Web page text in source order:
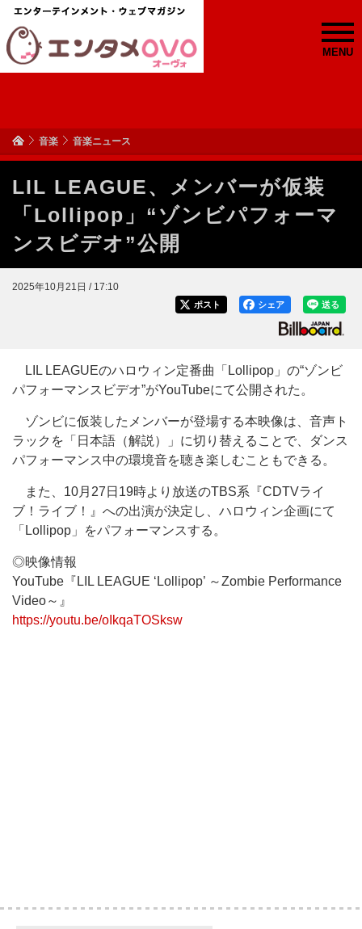
MENU
音楽 音楽ニュース
LIL LEAGUE、メンバーが仮装
「Lollipop」“ゾンビパフォーマ
ンスビデオ”公開
2025年10月21日 / 17:10
送る
シェア
ポスト
LIL LEAGUEのハロウィン定番曲「Lollipop」の“ゾンビ
パフォーマンスビデオ”がYouTubeにて公開された。
ゾンビに仮装したメンバーが登場する本映像は、音声ト
ラックを「日本語（解説）」に切り替えることで、ダンス
パフォーマンス中の環境音を聴き楽しむこともできる。
また、10月27日19時より放送のTBS系『CDTVライ
ブ！ライブ！』への出演が決定し、ハロウィン企画にて
「Lollipop」をパフォーマンスする。
◎映像情報
YouTube『LIL LEAGUE ‘Lollipop’ ～Zombie Performance
Video～』
https://youtu.be/oIkqaTOSksw